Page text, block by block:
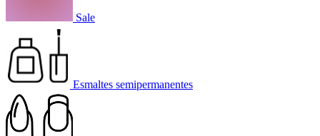
Sale
Esmaltes semipermanentes